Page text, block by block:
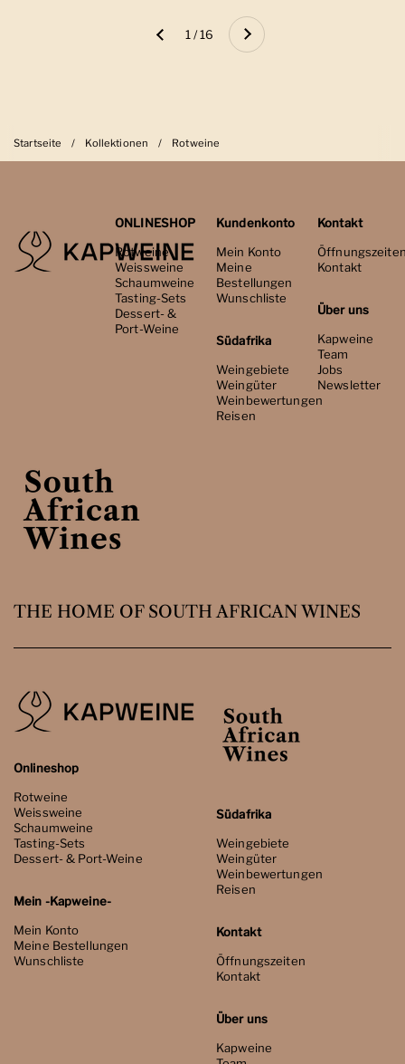
Zurück 1 / 16 Weiter
Startseite / Kollektionen / Rotweine
ONLINESHOP
Rotweine
Weissweine
Schaumweine
Tasting-Sets
Dessert- &
Port-Weine
Kundenkonto
Mein Konto
Meine
Bestellungen
Wunschliste
Südafrika
Weingebiete
Weingüter
Weinbewertungen
Reisen
Kontakt
Kontakt
Über uns
Kapweine
Team
Jobs
Newsletter
THE HOME OF SOUTH AFRICAN WINES
Onlineshop
Rotweine
Weissweine
Schaumweine
Tasting-Sets
Dessert- & Port-Weine
Mein -Kapweine-
Mein Konto
Meine Bestellungen
Wunschliste
Südafrika
Weingebiete
Weingüter
Weinbewertungen
Reisen
Kontakt
Öffnungszeiten
Kontakt
Über uns
Kapweine